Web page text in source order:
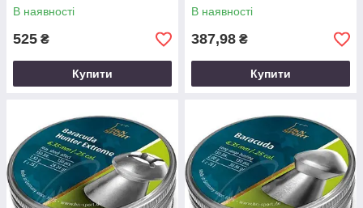
В наявності
525 ₴
Купити
В наявності
387,98 ₴
Купити